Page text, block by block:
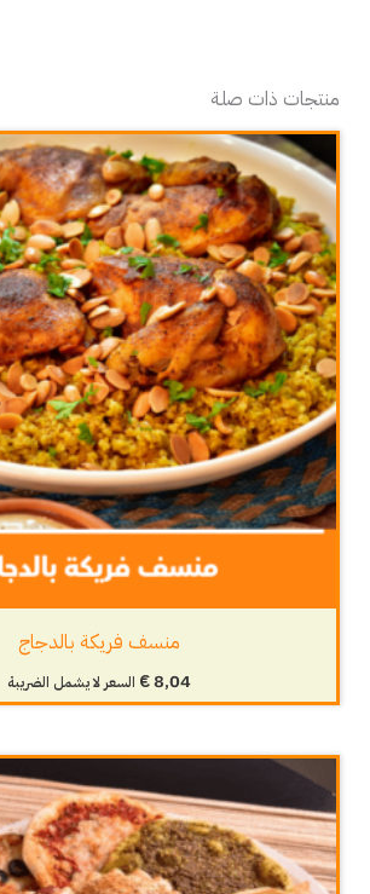
منتجات ذات صلة
منسف فريكة بالدجاج
€8,04 السعر لا يشمل الضريبة